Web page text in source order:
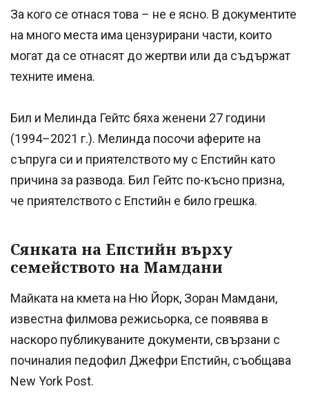
За кого се отнася това – не е ясно. В документите
на много места има цензурирани части, които
могат да се отнасят до жертви или да съдържат
техните имена.
Бил и Мелинда Гейтс бяха женени 27 години
(1994–2021 г.). Мелинда посочи аферите на
съпруга си и приятелството му с Епстийн като
причина за развода. Бил Гейтс по-късно призна,
че приятелството с Епстийн е било грешка.
Сянката на Епстийн върху
семейството на Мамдани
Майката на кмета на Ню Йорк, Зоран Мамдани,
известна филмова режисьорка, се появява в
наскоро публикуваните документи, свързани с
починалия педофил Джефри Епстийн, съобщава
New York Post.